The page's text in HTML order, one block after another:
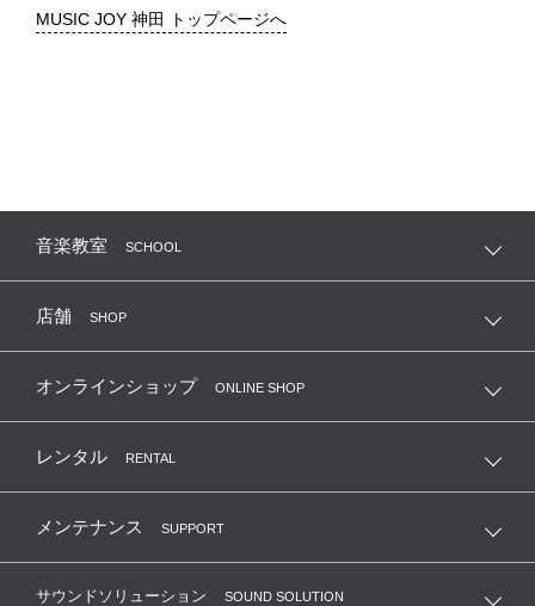
MUSIC JOY 神田 トップページへ
音楽教室 SCHOOL
店舗 SHOP
オンラインショップ ONLINE SHOP
レンタル RENTAL
メンテナンス SUPPORT
サウンドソリューション SOUND SOLUTION